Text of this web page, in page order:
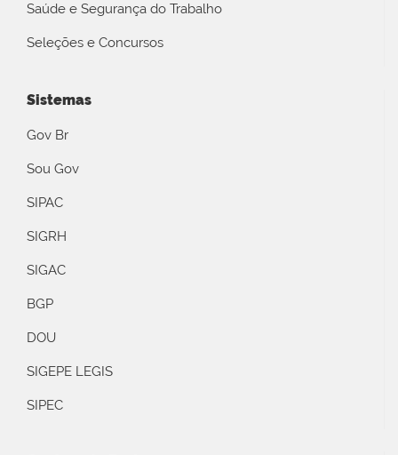
Saúde e Segurança do Trabalho
Seleções e Concursos
Sistemas
Gov Br
Sou Gov
SIPAC
SIGRH
SIGAC
BGP
DOU
SIGEPE LEGIS
SIPEC